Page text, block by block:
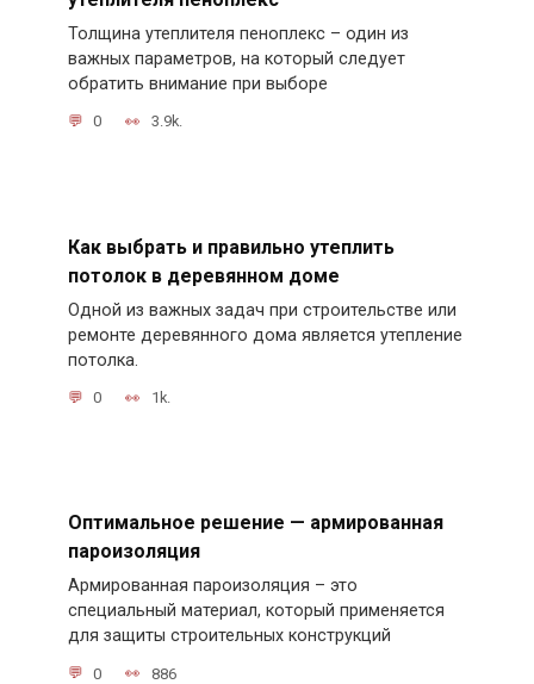
Толщина утеплителя пеноплекс – один из
важных параметров, на который следует
обратить внимание при выборе
0 3.9k.
Как выбрать и правильно утеплить
потолок в деревянном доме
Одной из важных задач при строительстве или
ремонте деревянного дома является утепление
потолка.
0 1k.
Оптимальное решение — армированная
пароизоляция
Армированная пароизоляция – это
специальный материал, который применяется
для защиты строительных конструкций
0 886